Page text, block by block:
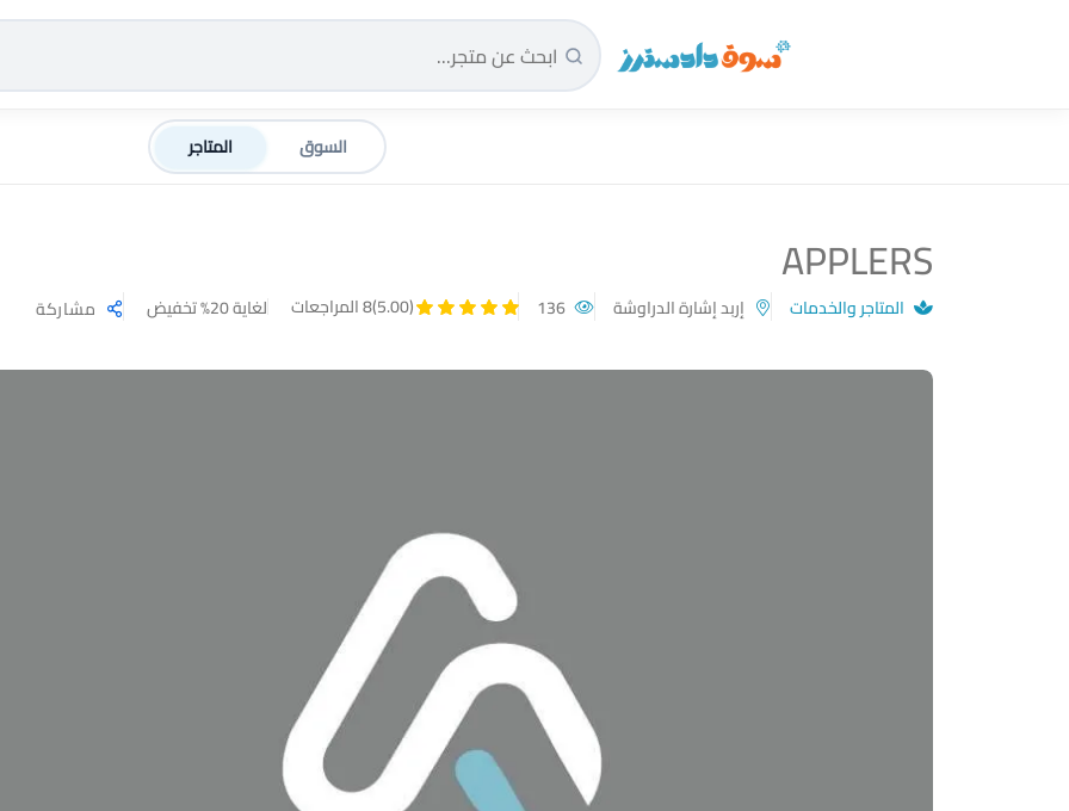
سوق دادسترز الرئيسية
السوق المتاجر
APPLERS
المتاجر والخدمات إربد إشارة الدراوشة (5.00) 8 المراجعات لغاية 20% تخفيض مشاركة